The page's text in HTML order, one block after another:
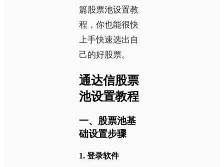
篇股票池设置教
程，你也能很快
上手快速选出自
己的好股票。
通达信股票
池设置教程
一、股票池基
础设置步骤
1. 登录软件